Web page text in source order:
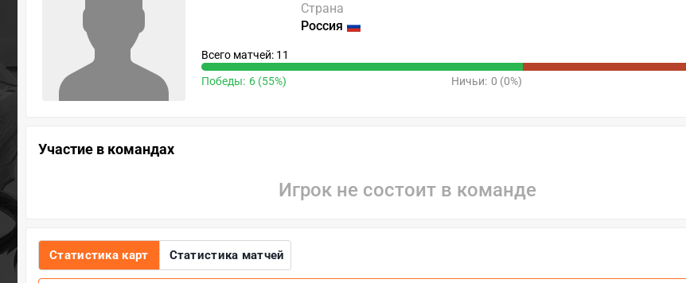
Страна
Россия
Всего матчей: 11
Победы: 6 (55%) Ничьи: 0 (0%)
Участие в командах
Игрок не состоит в команде
Статистика карт Статистика матчей